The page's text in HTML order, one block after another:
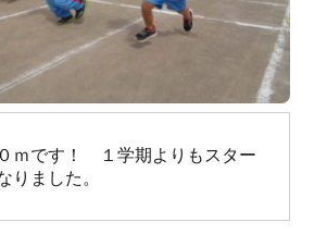
ｍです！　１学期よりもスター
りました。